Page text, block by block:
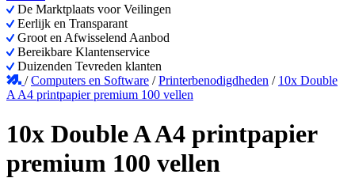
De Marktplaats voor Veilingen
Eerlijk en Transparant
Groot en Afwisselend Aanbod
Bereikbare Klantenservice
Duizenden Tevreden klanten
/Computers en Software /Printerbenodigdheden / 10x Double
A A4 printpapier premium 100 vellen
10x Double A A4 printpapier
premium 100 vellen